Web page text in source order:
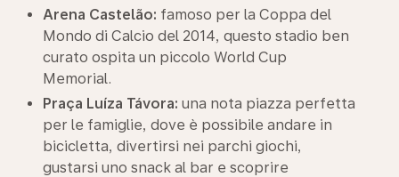
Arena Castelão: famoso per la Coppa del
Mondo di Calcio del 2014, questo stadio ben
curato ospita un piccolo World Cup
Memorial.
Praça Luíza Távora: una nota piazza perfetta
per le famiglie, dove è possibile andare in
bicicletta, divertirsi nei parchi giochi,
gustarsi uno snack al bar e scoprire